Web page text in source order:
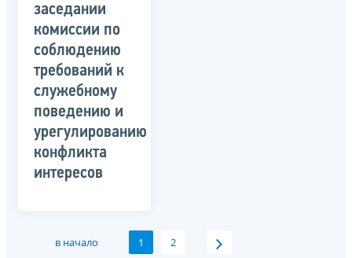
заседании
комиссии по
соблюдению
требований к
служебному
поведению и
урегулированию
конфликта
интересов
в начало 1
2